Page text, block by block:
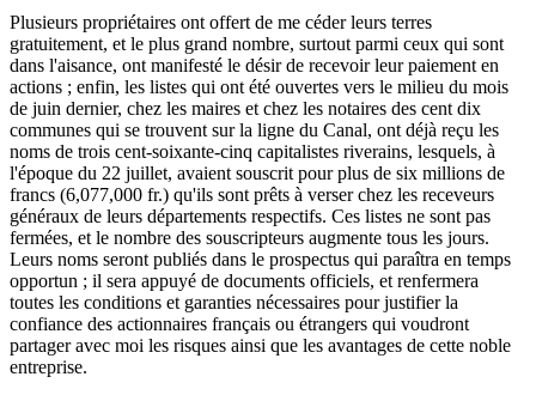
Plusieurs propriétaires ont offert de me céder leurs terres
gratuitement, et le plus grand nombre, surtout parmi ceux qui sont
dans l'aisance, ont manifesté le désir de recevoir leur paiement en
actions ; enfin, les listes qui ont été ouvertes vers le milieu du mois
de juin dernier, chez les maires et chez les notaires des cent dix
communes qui se trouvent sur la ligne du Canal, ont déjà reçu les
noms de trois cent-soixante-cinq capitalistes riverains, lesquels, à
l'époque du 22 juillet, avaient souscrit pour plus de six millions de
francs (6,077,000 fr.) qu'ils sont prêts à verser chez les receveurs
généraux de leurs départements respectifs. Ces listes ne sont pas
fermées, et le nombre des souscripteurs augmente tous les jours.
Leurs noms seront publiés dans le prospectus qui paraîtra en temps
opportun ; il sera appuyé de documents officiels, et renfermera
toutes les conditions et garanties nécessaires pour justifier la
confiance des actionnaires français ou étrangers qui voudront
partager avec moi les risques ainsi que les avantages de cette noble
entreprise.